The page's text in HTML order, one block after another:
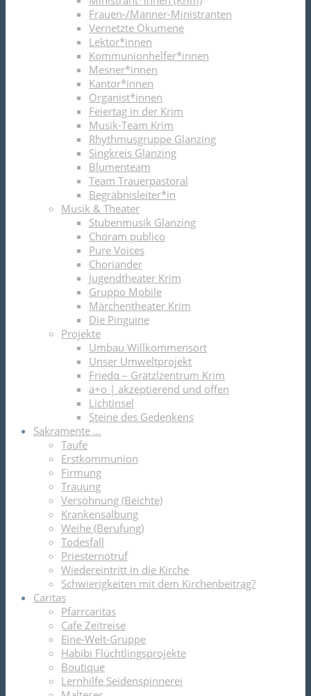
Frauen-/Männer-Ministranten
Vernetzte Ökumene
Lektor*innen
Kommunionhelfer*innen
Mesner*innen
Kantor*innen
Organist*innen
Feiertag in der Krim
Musik-Team Krim
Rhythmusgruppe Glanzing
Singkreis Glanzing
Blumenteam
Team Trauerpastoral
Begräbnisleiter*in
Musik & Theater
Stubenmusik Glanzing
Choram publico
Pure Voices
Choriander
Jugendtheater Krim
Gruppo Mobile
Märchentheater Krim
Die Pinguine
Projekte
Umbau Willkommensort
Unser Umweltprojekt
Friedα – Grätzlzentrum Krim
a+o | akzeptierend und offen
Lichtinsel
Steine des Gedenkens
Sakramente …
Taufe
Erstkommunion
Firmung
Trauung
Versöhnung (Beichte)
Krankensalbung
Weihe (Berufung)
Todesfall
Priesternotruf
Wiedereintritt in die Kirche
Schwierigkeiten mit dem Kirchenbeitrag?
Caritas
Pfarrcaritas
Cafe Zeitreise
Eine-Welt-Gruppe
Habibi Flüchtlingsprojekte
Boutique
Lernhilfe Seidenspinnerei